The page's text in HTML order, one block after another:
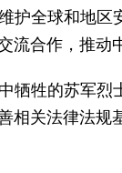
护全球和地
流合作，推动
牺牲的苏军
相关法律法规